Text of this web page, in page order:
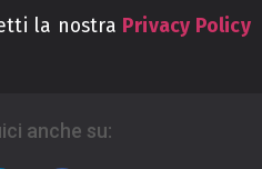
la nostra Privacy Policy
anche su: